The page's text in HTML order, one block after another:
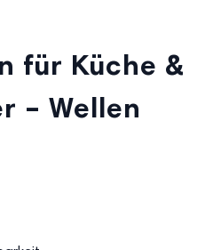
für Küche &
– Wellen